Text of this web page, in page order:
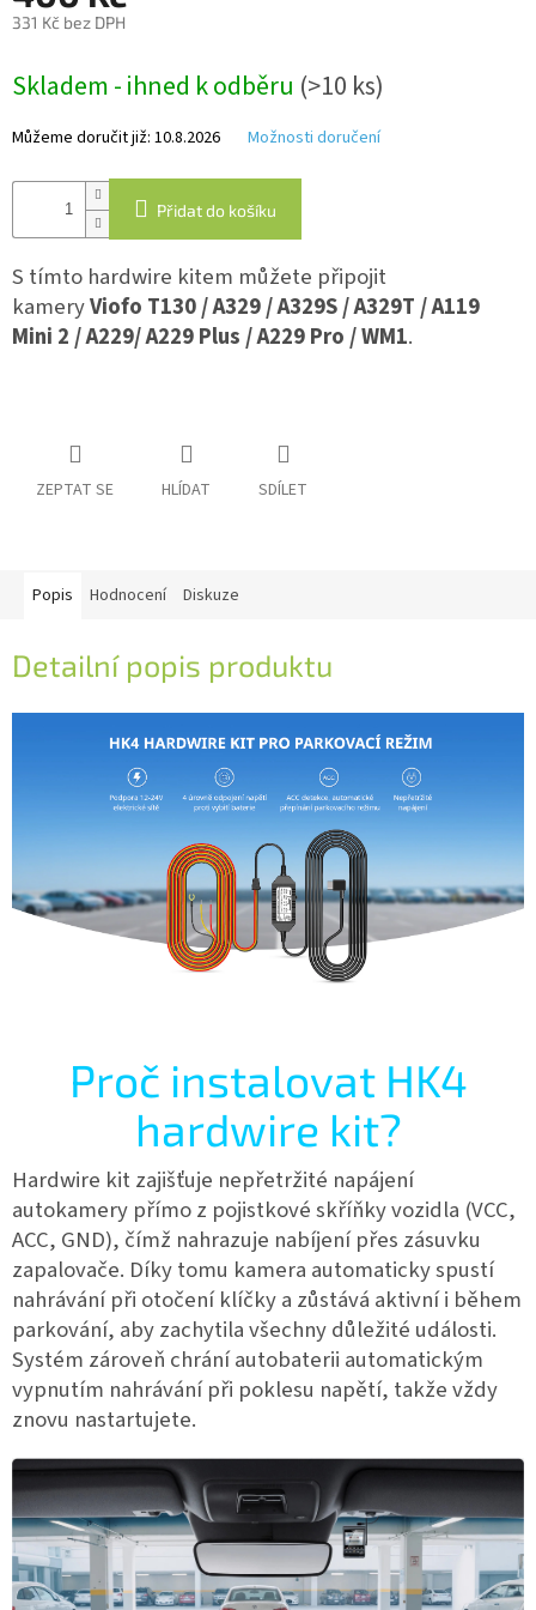
kamery
331 Kč bez DPH
cena:
Skladem - ihned k odběru (>10 ks)
Můžeme doručit již: 10.8.2026 Možnosti doručení
Přidat do košíku
S tímto hardwire kitem můžete připojit
kameryViofo T130 / A329 / A329S / A329T / A119
Mini 2 / A229/ A229 Plus / A229 Pro / WM1.
ZEPTAT SE HLÍDAT SDÍLET
Popis Hodnocení Diskuze
Detailní popis produktu
Proč instalovat HK4
hardwire kit?
Hardwire kit zajišťuje nepřetržité napájení
autokamery přímo z pojistkové skříňky vozidla (VCC,
ACC, GND), čímž nahrazuje nabíjení přes zásuvku
zapalovače. Díky tomu kamera automaticky spustí
nahrávání při otočení klíčky a zůstává aktivní i během
parkování, aby zachytila všechny důležité události.
Systém zároveň chrání autobaterii automatickým
vypnutím nahrávání při poklesu napětí, takže vždy
znovu nastartujete.